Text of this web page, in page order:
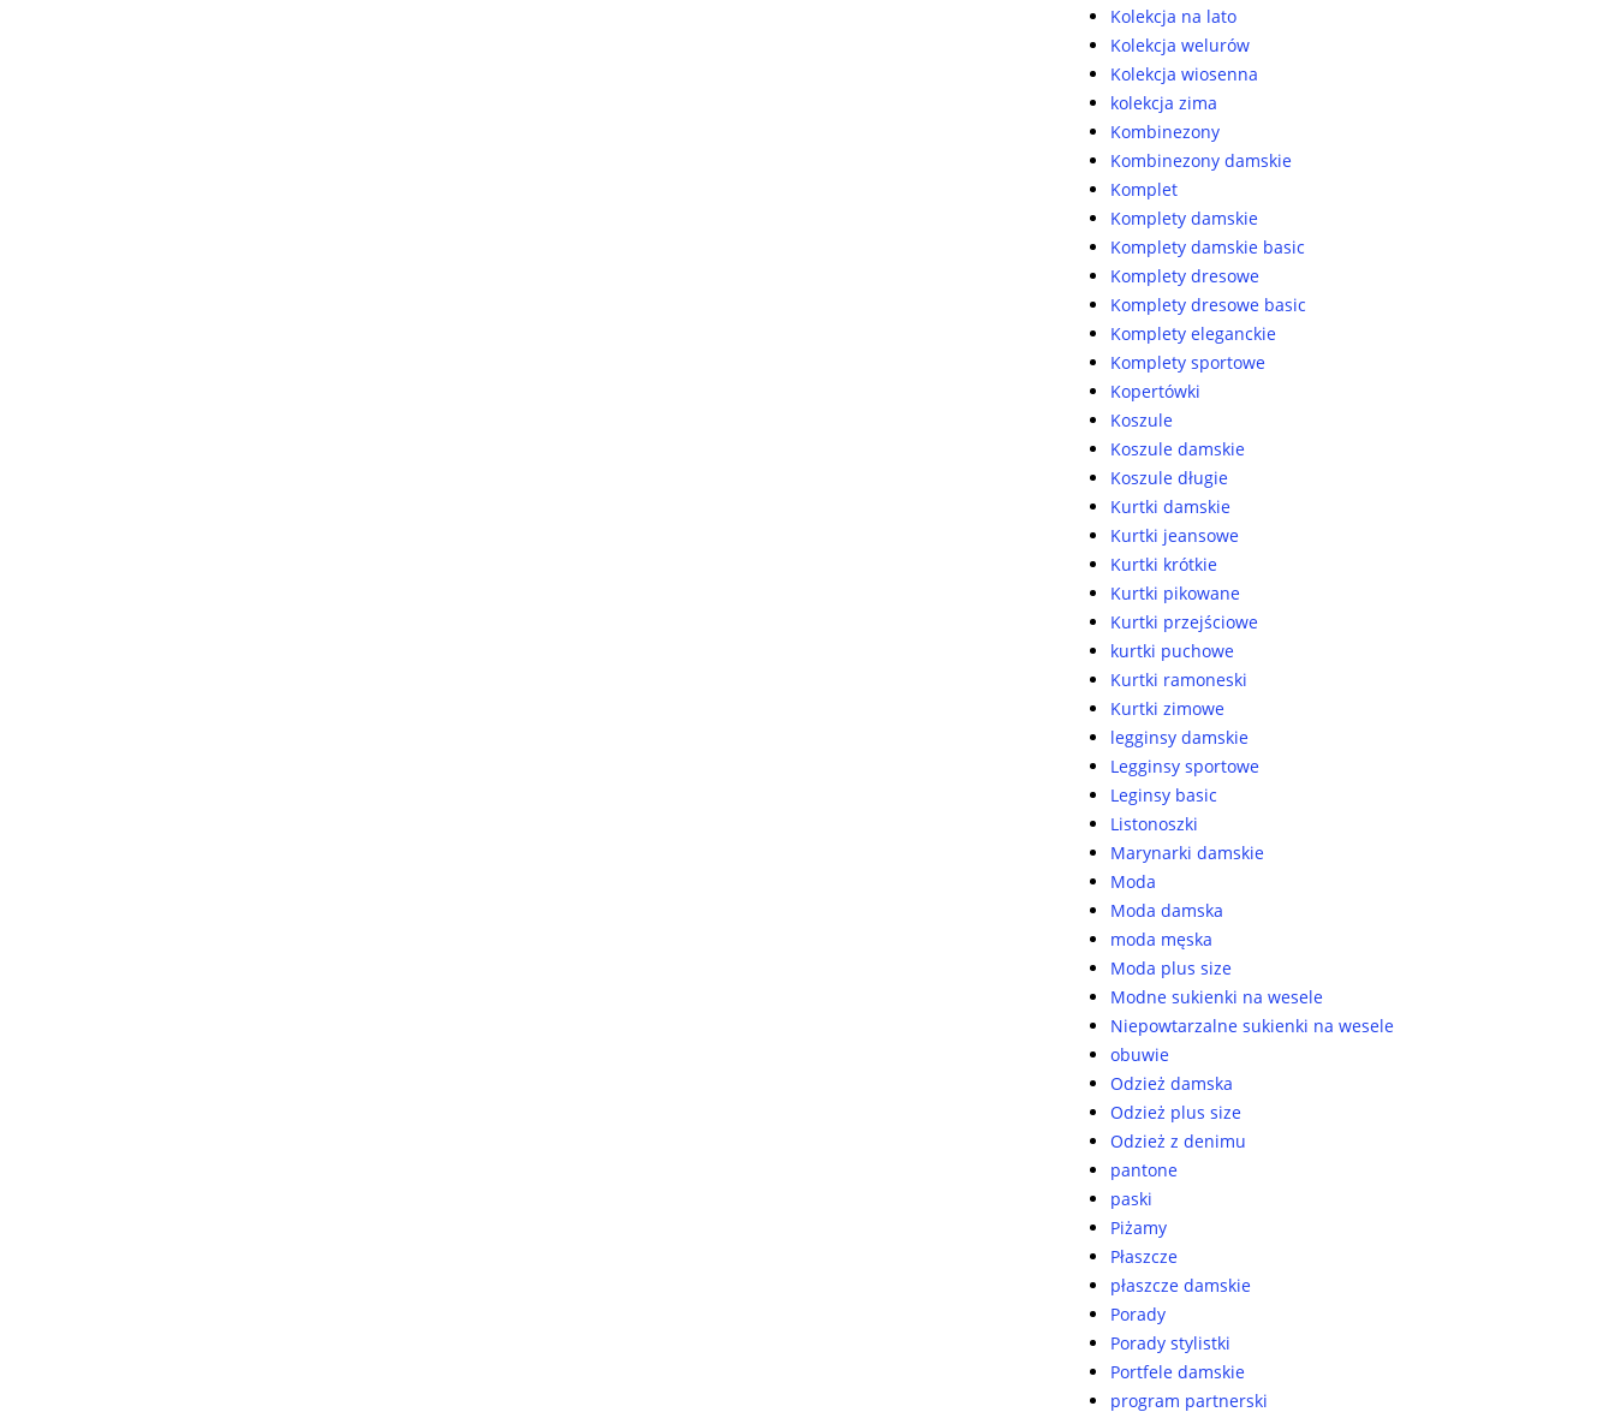
Kolekcja na lato
Kolekcja welurów
Kolekcja wiosenna
kolekcja zima
Kombinezony
Kombinezony damskie
Komplet
Komplety damskie
Komplety damskie basic
Komplety dresowe
Komplety dresowe basic
Komplety eleganckie
Komplety sportowe
Kopertówki
Koszule
Koszule damskie
Koszule długie
Kurtki damskie
Kurtki jeansowe
Kurtki krótkie
Kurtki pikowane
Kurtki przejściowe
kurtki puchowe
Kurtki ramoneski
Kurtki zimowe
legginsy damskie
Legginsy sportowe
Leginsy basic
Listonoszki
Marynarki damskie
Moda
Moda damska
moda męska
Moda plus size
Modne sukienki na wesele
Niepowtarzalne sukienki na wesele
obuwie
Odzież damska
Odzież plus size
Odzież z denimu
pantone
paski
Piżamy
Płaszcze
płaszcze damskie
Porady
Porady stylistki
Portfele damskie
program partnerski